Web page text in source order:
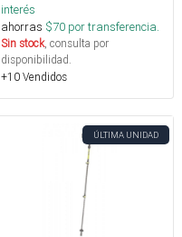
interés
ahorras $70 por transferencia.
Sin stock, consulta por
disponibilidad.
+10 Vendidos
ÚLTIMA UNIDAD